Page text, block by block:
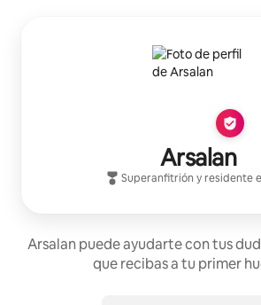
Arsalan
Superanfitrión y residente
Arsalan puede ayudarte con tus
que recibas a tu primer